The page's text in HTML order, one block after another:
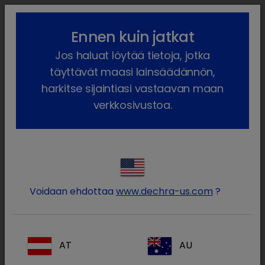
lock_outline search menu
Hevoset
Liikuntaelimet
Hevosen ontuminen on tärkeä terveys- ja
hyvinvointiongelma. Liikuntavaivaivoista
joka kattaa sen ontumisen tarkan syyn, ja
vaiva pitää sitten hoitaa asianmukaisesti.
hoitaa joitakin hevosten ontumisen syitä.
Ennen kuin jatkat
Jos haluat löytää tietoja, jotka
täyttävät maasi lainsäädännön,
harkitse sijaintiasi vastaavan maan
verkkosivustoa.
Voidaan ehdottaa www.dechra-us.com ?
AT AU